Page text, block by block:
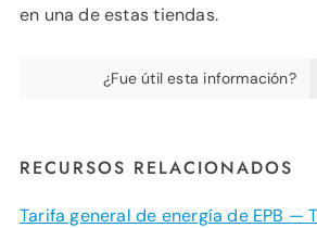
en una de estas tiendas.
¿Fue útil esta información?
RECURSOS RELACIONADOS
Tarifa general de energía de EPB —